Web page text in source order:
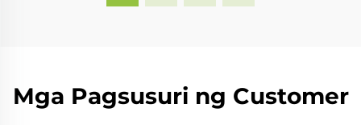
Mga Pagsusuri ng Customer